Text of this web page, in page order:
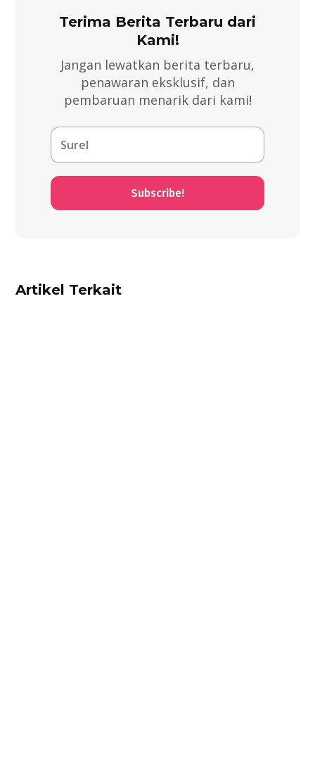
Terima Berita Terbaru dari
Kami!
Jangan lewatkan berita terbaru,
penawaran eksklusif, dan
pembaruan menarik dari kami!
Subscribe!
Artikel Terkait